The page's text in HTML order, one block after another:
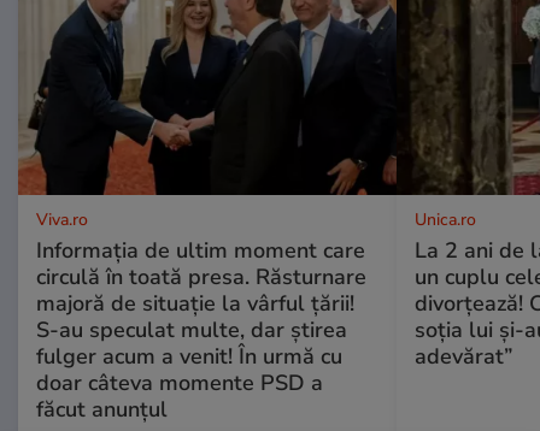
Viva.ro
Informația de ultim moment care
circulă în toată presa. Răsturnare
majoră de situație la vârful țării!
S-au speculat multe, dar știrea
fulger acum a venit! În urmă cu
doar câteva momente PSD a
făcut anunțul
Unica.ro
La 2 ani de
un cuplu
divorțează!
soția lui și-
adevărat”